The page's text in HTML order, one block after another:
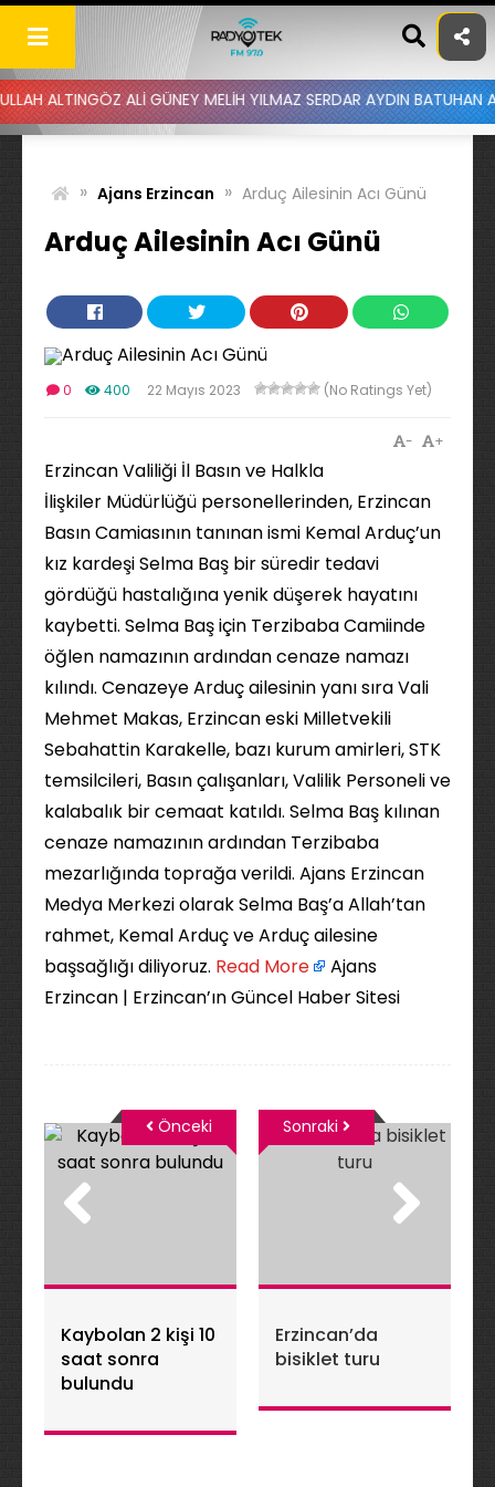
Skip
content
ALİ GÜNEY MELİH YILMAZ SERDAR AYDIN BATUHAN ALTINTAŞ
» Ajans Erzincan » Arduç Ailesinin Acı Günü
Arduç Ailesinin Acı Günü
0 400 22 Mayıs 2023 (No Ratings Yet)
+
-
Erzincan Valiliği İl Basın ve Halkla
İlişkiler Müdürlüğü personellerinden, Erzincan
Basın Camiasının tanınan ismi Kemal Arduç’un
kız kardeşi Selma Baş bir süredir tedavi
gördüğü hastalığına yenik düşerek hayatını
kaybetti. Selma Baş için Terzibaba Camiinde
öğlen namazının ardından cenaze namazı
kılındı. Cenazeye Arduç ailesinin yanı sıra Vali
Mehmet Makas, Erzincan eski Milletvekili
Sebahattin Karakelle, bazı kurum amirleri, STK
temsilcileri, Basın çalışanları, Valilik Personeli ve
kalabalık bir cemaat katıldı. Selma Baş kılınan
cenaze namazının ardından Terzibaba
mezarlığında toprağa verildi. Ajans Erzincan
Medya Merkezi olarak Selma Baş’a Allah’tan
rahmet, Kemal Arduç ve Arduç ailesine
başsağlığı diliyoruz. ​ Read More
Ajans
Erzincan | Erzincan’ın Güncel Haber Sitesi
Kaybolan 2 kişi 10
saat sonra
bulundu
Önceki
Erzincan’da
bisiklet turu
Sonraki